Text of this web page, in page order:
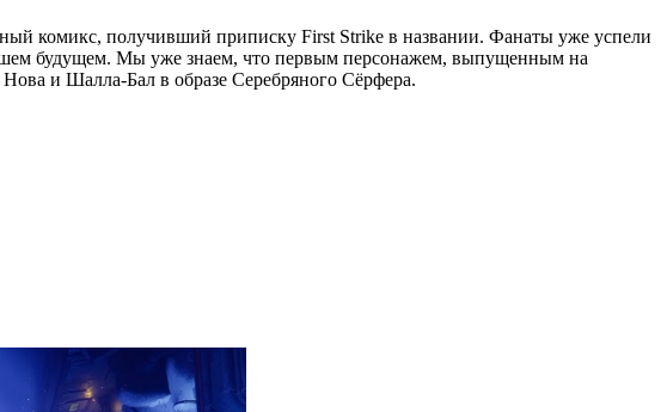
комикс, получивший приписку First Strike в названии. Фанаты уже успели
будущем. Мы уже знаем, что первым персонажем, выпущенным на
и Шалла-Бал в образе Серебряного Сёрфера.